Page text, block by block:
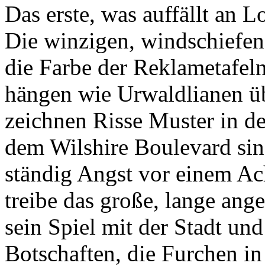
Das erste, was auffällt an
Die winzigen,
die Farbe der
hängen wie Urwaldlianen
zeichnen Risse Muster in
dem Wilshire Boulevard
ständig Angst vor einem
treibe das große, lange
sein Spiel mit der Stadt
Botschaften, die Furchen